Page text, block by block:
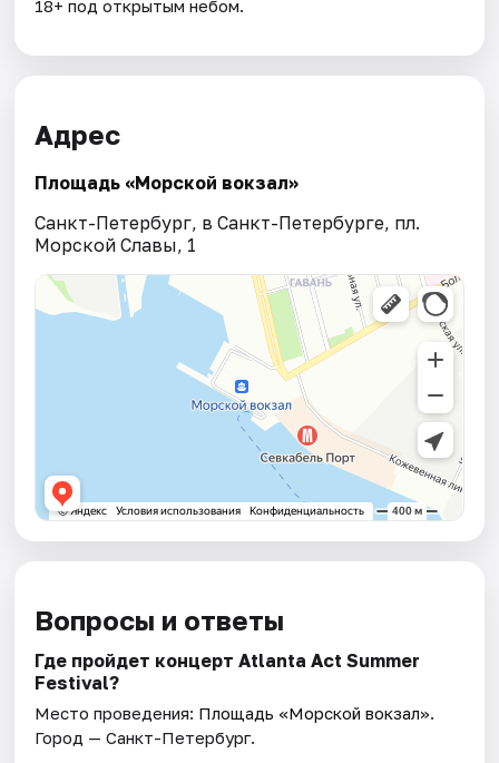
18+ под открытым небом.
Адрес
Площадь «Морской вокзал»
Санкт-Петербург, в Санкт-Петербурге, пл.
Морской Славы, 1
Вопросы и ответы
Где пройдет концерт Atlanta Act Summer
Festival?
Место проведения: Площадь «Морской вокзал».
Город — Санкт-Петербург.